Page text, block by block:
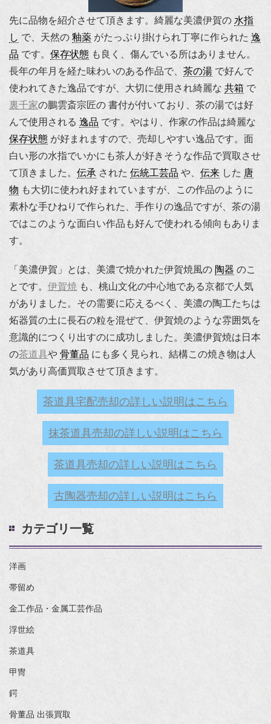
先に品物を紹介させて頂きます。綺麗な美濃伊賀の 水指
し で、天然の 釉薬 がたっぷり掛けられ丁寧に作られた 逸
品 です。 保存状態 も良く、傷んでいる所はありません。
長年の年月を経た味わいのある作品で、 茶の湯 で好んで
使われてきた逸品ですが、大切に使用され綺麗な 共箱 で
裏千家の鵬雲斎宗匠の 書付が付いており、茶の湯では好
んで使用される 逸品 です。やはり、作家の作品は綺麗な
保存状態 が好まれますので、売却しやすい逸品です。面
白い形の水指でいかにも茶人が好きそうな作品で買取させ
て頂きました。 伝承 された 伝統工芸品 や、 伝来 した 唐
物 も大切に使われ好まれていますが、この作品のように
素朴な手ひねりで作られた、手作りの逸品ですが、茶の湯
ではこのような面白い作品も好んで使われる傾向もありま
す。
「美濃伊賀」とは、美濃で焼かれた伊賀焼風の 陶器 のこ
とです。 伊賀焼 も、桃山文化の中心地である京都で人気
がありました。その需要に応えるべく、美濃の陶工たちは
炻器質の土に長石の粒を混ぜて、伊賀焼のような雰囲気を
意識的につくり出すのに成功しました。美濃伊賀焼は日本
の茶道具や 骨董品 にも多く見られ、結構この焼き物は人
気があり高価買取させて頂きます。
茶道具宅配売却の詳しい説明はこちら
抹茶道具売却の詳しい説明はこちら
茶道具売却の詳しい説明はこちら
古陶器売却の詳しい説明はこちら
カテゴリ一覧
洋画
帯留め
金工作品・金属工芸作品
浮世絵
茶道具
甲冑
鍔
骨董品 出張買取